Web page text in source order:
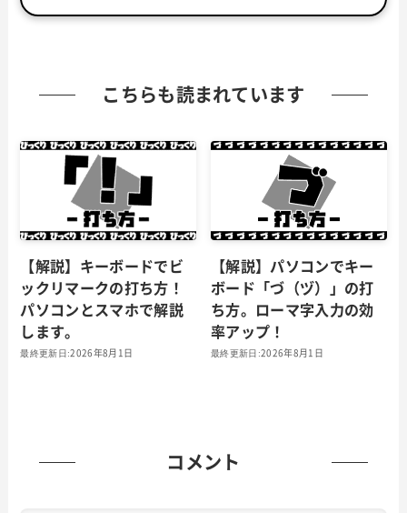
こちらも読まれています
【解説】キーボードでビ
ックリマークの打ち方！
パソコンとスマホで解説
します。
2026年8月1日
【解説】パソコンでキー
ボード「づ（ヅ）」の打
ち方。ローマ字入力の効
率アップ！
2026年8月1日
コメント